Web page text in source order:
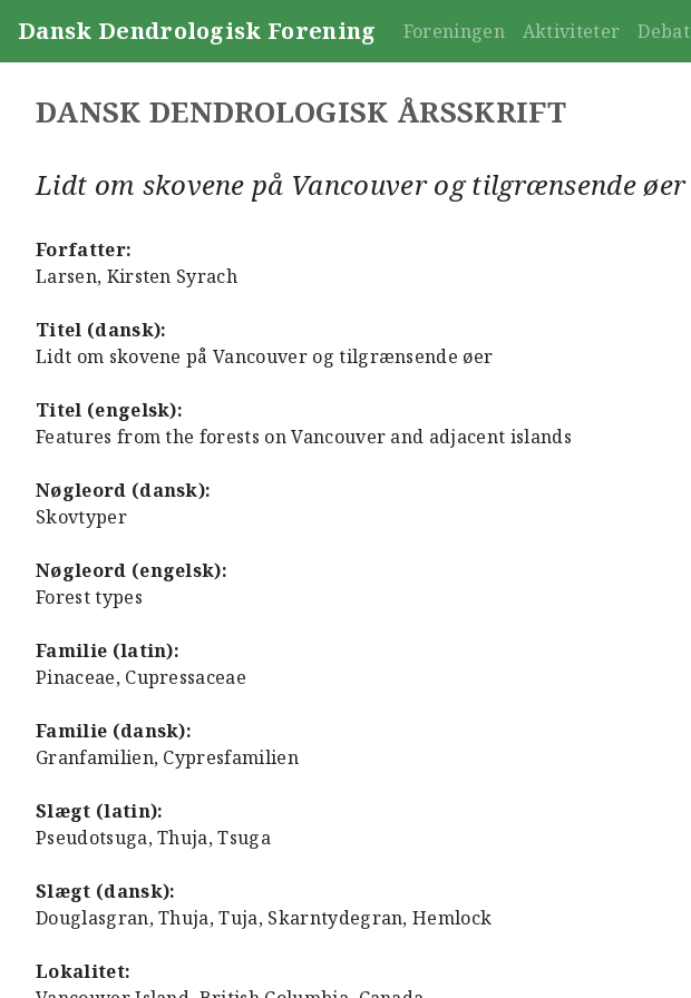
Dansk Dendrologisk Forening Foreningen Aktiviteter Debat
DANSK DENDROLOGISK ÅRSSKRIFT
Lidt om skovene på Vancouver og tilgrænsende øer
Forfatter:
Larsen, Kirsten Syrach
Titel (dansk):
Lidt om skovene på Vancouver og tilgrænsende øer
Titel (engelsk):
Features from the forests on Vancouver and adjacent islands
Nøgleord (dansk):
Skovtyper
Nøgleord (engelsk):
Forest types
Familie (latin):
Pinaceae, Cupressaceae
Familie (dansk):
Granfamilien, Cypresfamilien
Slægt (latin):
Pseudotsuga, Thuja, Tsuga
Slægt (dansk):
Douglasgran, Thuja, Tuja, Skarntydegran, Hemlock
Lokalitet: